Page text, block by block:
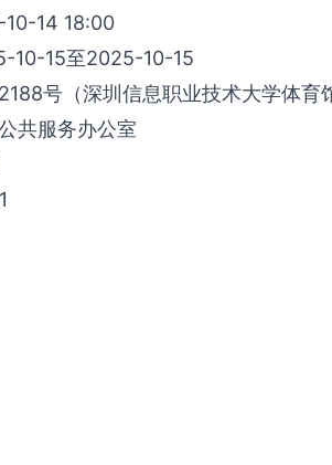
14 18:00
10-15至2025-10-15
号（深圳信息职业技术大学体育
共服务办公室